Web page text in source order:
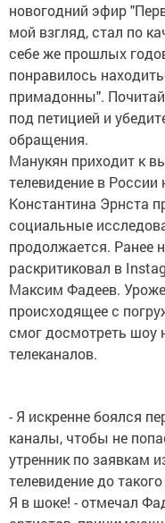
новогодний эфир
мой взгляд, стал по
себе же прошлых
понравилось
примадонны".
под петицией и
обращения.
Манукян приходит к
телевидение в России
Константина Эрнста
социальные
продолжается. Ранее
раскритиковал в
Максим Фадеев.
происходящее с
смог досмотреть шоу
телеканалов.
- Я искренне боялся
каналы, чтобы не
утренник по заявкам
телевидение до
Я в шоке! - отмечал